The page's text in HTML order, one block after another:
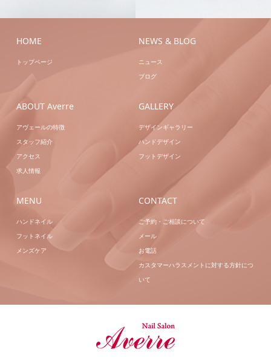
ル ブライダル
ル
HOME
トップページ
NEWS & BLOG
ニュース
ブログ
ABOUT Averre
アヴェールの特徴
スタッフ紹介
アクセス
求人情報
GALLERY
デザインギャラリー
ハンドデザイン
フットデザイン
MENU
ハンドネイル
フットネイル
メンズケア
CONTACT
ご予約・ご相談について
メール
お電話
カスタマーハラスメントに対する方針につ
いて